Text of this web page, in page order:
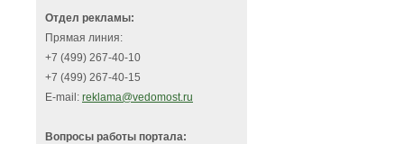
Отдел рекламы:
Прямая линия:
+7 (499) 267-40-10
+7 (499) 267-40-15
E-mail: reklama@vedomost.ru
Вопросы работы портала: